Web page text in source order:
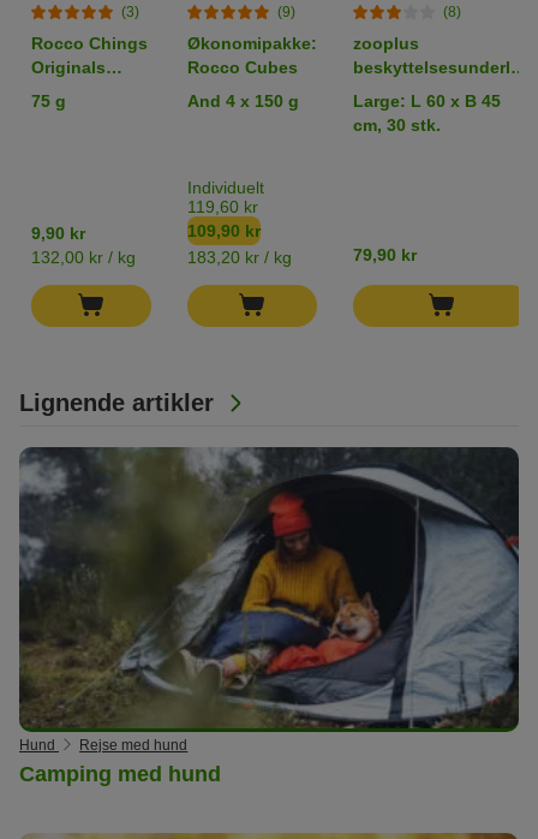
Lignende artikler
Hund Rejse med hund
Camping med hund
(3)
Rocco Chings
Originals
Kyllingebryst i
strimler
75 g
9,90 kr
132,00 kr / kg
(9)
Økonomipakke:
Rocco Cubes
And 4 x 150 g
Individuelt
119,60 kr
109,90 kr
183,20 kr / kg
(8)
zooplus
beskyttelsesunderlag
til hundehvalpe
Large: L 60 x B 45
cm, 30 stk.
79,90 kr